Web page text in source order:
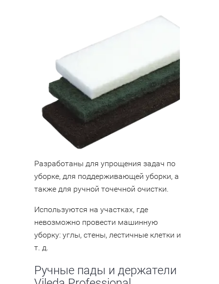
Разработаны для упрощения задач по
уборке, для поддерживающей уборки, а
также для ручной точечной очистки.
Используются на участках, где
невозможно провести машинную
уборку: углы, стены, лестичные клетки и
т. д.
Ручные пады и держатели